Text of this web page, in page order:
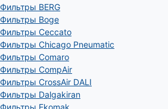
Фильтры BERG
Фильтры Boge
Фильтры Ceccato
Фильтры Chicago Pneumatic
Фильтры Comaro
Фильтры CompAir
Фильтры CrossAir DALI
Фильтры Dalgakiran
Фильтры Ekomak